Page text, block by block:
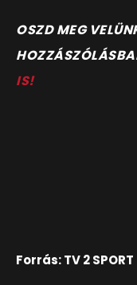
OSZD MEG
IS!
Forrás: TV 2 SPORT